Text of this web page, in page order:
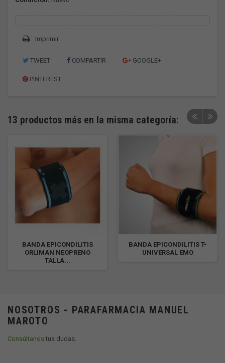
Imprimir
TWEET COMPARTIR GOOGLE+
PINTEREST
13 productos más en la misma categoría:
BANDA EPICONDILITIS
ORLIMAN NEOPRENO
TALLA...
BANDA EPICONDILITIS T-
UNIVERSAL EMO
NOSOTROS - PARAFARMACIA MANUEL
MAROTO
Consúltanostus dudas.